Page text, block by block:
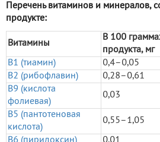
Перечень витаминов и минералов,
продукте:
Витамины
В 100
продукта, мг
В1 (тиамин)
0,4–0,05
В2 (рибофлавин)
0,28–0,61
В9 (кислота
фолиевая)
0,03
В5 (пантотеновая
кислота)
0,55–1,05
В6 (пиридоксин) 0,01